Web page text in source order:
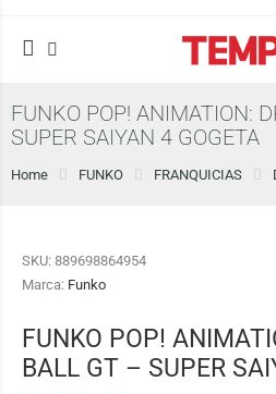
FUNKO POP! ANIMATION:
SUPER SAIYAN 4 GOGETA
Home FUNKO FRANQUICIAS
SKU: 889698864954
Marca: Funko
FUNKO POP!
BALL GT – SUPER